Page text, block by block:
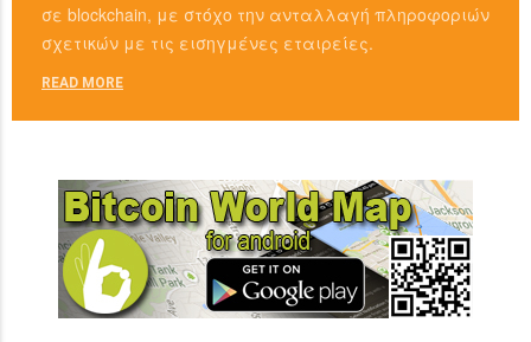
σε blockchain, με στόχο την ανταλλαγή πληροφοριών
σχετικών με τις εισηγμένες εταιρείες.
READ MORE